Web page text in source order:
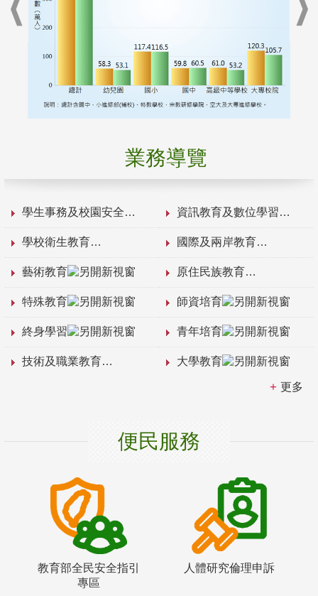
業務導覽
學生事務及校園安全 資訊教育及數位學習
學校衛生教育 國際及兩岸教育
藝術教育 原住民族教育
特殊教育 師資培育
終身學習 青年培育
技術及職業教育 大學教育
更多
便民服務
教育部全民安全指引
專區
人體研究倫理申訴